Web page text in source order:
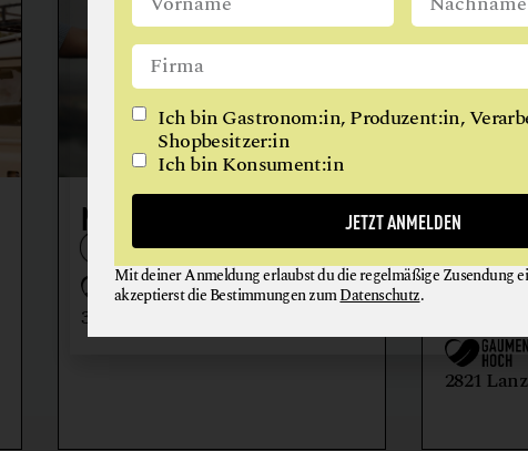
REITHALLE
RINDERHALTUNG
VITALKÜCHE
WIEN
NIKOLAIHOF
3512 Mautern an der Donau
BIO-
EIER +
2821
Ich bin Gastronom:in, Produzent:in,
Shopbesitzer:in
Ich bin Konsument:in
JETZT ANMELDEN
Mit deiner Anmeldung erlaubst du die regelmäßige Zusendung
akzeptierst die Bestimmungen zumDatenschutz.